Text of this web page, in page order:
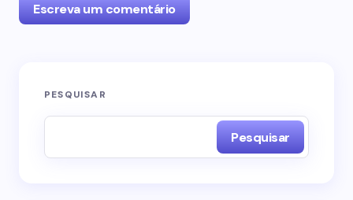
Escreva um comentário
O seu endereço de e-mail não será publicado.
PESQUISAR
Pesquisar